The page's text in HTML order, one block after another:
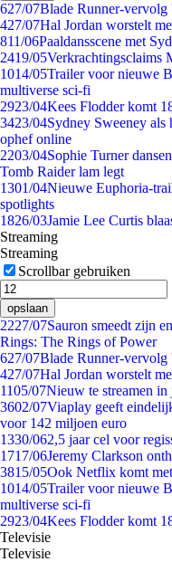
627/07Blade Runner-
427/07Hal Jordan worstelt
811/06Paaldansscene met
2419/05Verkrachtingsclaims
1014/05Trailer voor nieuwe
multiverse sci-fi
2923/04Kees Flodder komt
3423/04Sydney Sweeney
ophef online
2203/04Sophie Turner
Tomb Raider lam legt
1301/04Nieuwe Euphoria-
spotlights
1826/03Jamie Lee Curtis
Streaming
Streaming
Scrollbar gebruiken
opslaan
2227/07Sauron smeedt zijn
Rings: The Rings of Power
627/07Blade Runner-
427/07Hal Jordan worstelt
1105/07Nieuw te streamen in
3602/07Viaplay geeft
voor 142 miljoen euro
1330/062,5 jaar cel voor
1717/06Jeremy Clarkson
3815/05Ook Netflix komt
1014/05Trailer voor nieuwe
multiverse sci-fi
2923/04Kees Flodder komt
Televisie
Televisie